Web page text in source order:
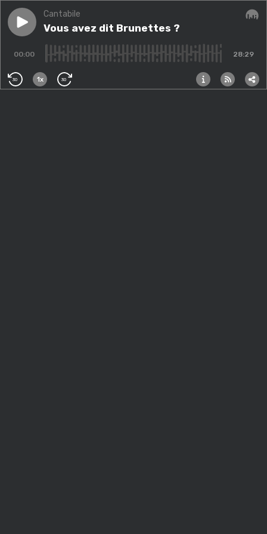
Play episodeVous avez dit Brunettes ?
Cantabile
Vous avez dit Brunettes ?
00:00 28:29
30 1x 30